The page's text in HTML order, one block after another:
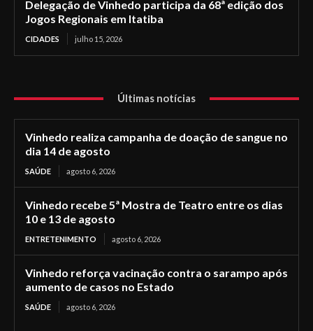
Delegação de Vinhedo participa da 68ª edição dos
Jogos Regionais em Itatiba
CIDADES julho 15, 2026
Últimas notícias
Vinhedo realiza campanha de doação de sangue no
dia 14 de agosto
SAÚDE agosto 6, 2026
Vinhedo recebe 5ª Mostra de Teatro entre os dias
10 e 13 de agosto
ENTRETENIMENTO agosto 6, 2026
Vinhedo reforça vacinação contra o sarampo após
aumento de casos no Estado
SAÚDE agosto 6, 2026